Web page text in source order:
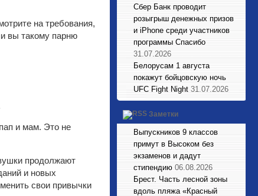
на требования,
вы такому парню
и мам. Это не
продолжают
и новых
свои привычки
Сбер Банк проводит
розыгрыш денежных призов
и iPhone среди участников
программы Спасибо
31.07.2026
Белорусам 1 августа
покажут бойцовскую ночь
UFC Fight Night 31.07.2026
Заметки
Выпускников 9 классов
примут в Высоком без
экзаменов и дадут
стипендию 06.08.2026
Брест. Часть лесной зоны
вдоль пляжа «Красный